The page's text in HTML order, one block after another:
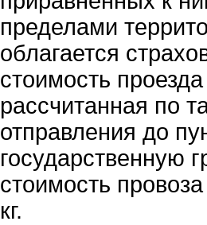
пределами
облагается
стоимость
рассчитанная по
отправления до
государственную
стоимость
кг.